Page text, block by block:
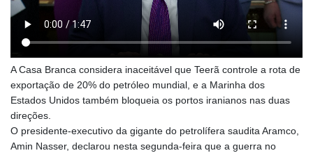
A Casa Branca considera inaceitável que Teerã controle a rota de
exportação de 20% do petróleo mundial, e a Marinha dos
Estados Unidos também bloqueia os portos iranianos nas duas
direções.
O presidente-executivo da gigante do petrolífera saudita Aramco,
Amin Nasser, declarou nesta segunda-feira que a guerra no